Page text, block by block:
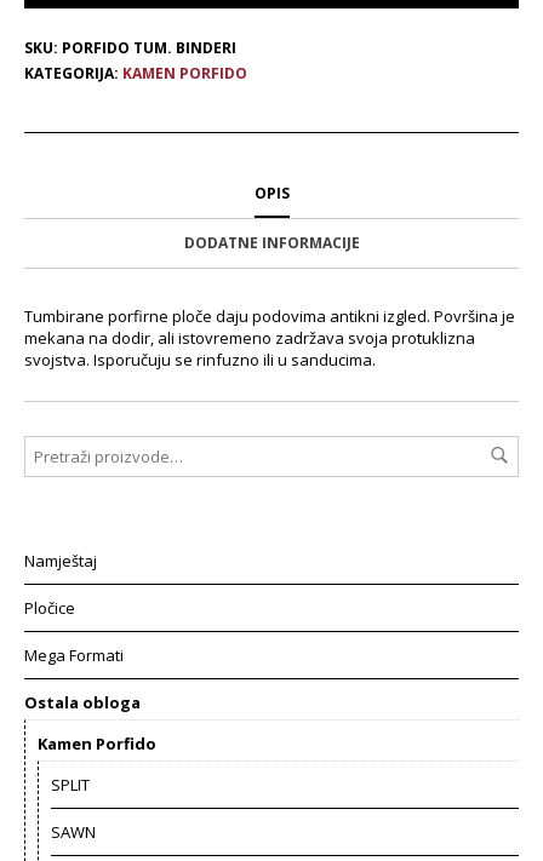
SKU: PORFIDO TUM. BINDERI
KATEGORIJA: KAMEN PORFIDO
OPIS
DODATNE INFORMACIJE
Tumbirane porfirne ploče daju podovima antikni izgled. Površina je
mekana na dodir, ali istovremeno zadržava svoja protuklizna
svojstva. Isporučuju se rinfuzno ili u sanducima.
Namještaj
Pločice
Mega Formati
Ostala obloga
Kamen Porfido
SPLIT
SAWN